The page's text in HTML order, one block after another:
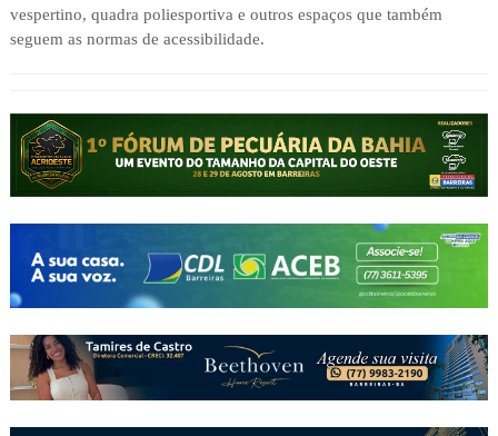
vespertino, quadra poliesportiva e outros espaços que também
seguem as normas de acessibilidade.